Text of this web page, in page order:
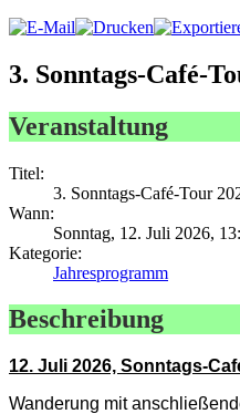
3. Sonntags-Café-
Veranstaltung
Titel:
3. Sonntags-Café-Tour
Wann:
Sonntag, 12. Juli 2026,
Kategorie:
Jahresprogramm
Beschreibung
12. Juli 2026, Sonntags-
Wanderung mit